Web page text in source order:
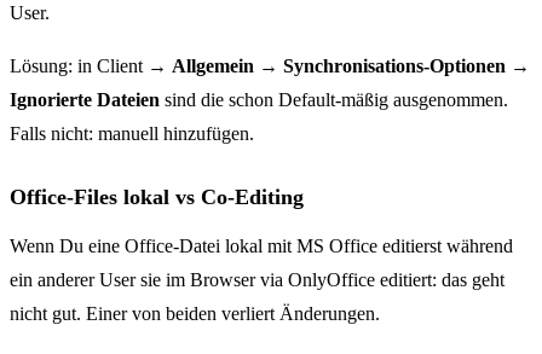
User.
Lösung: in Client → Allgemein → Synchronisations-Optionen →
Ignorierte Dateien sind die schon Default-mäßig ausgenommen.
Falls nicht: manuell hinzufügen.
Office-Files lokal vs Co-Editing
Wenn Du eine Office-Datei lokal mit MS Office editierst während
ein anderer User sie im Browser via OnlyOffice editiert: das geht
nicht gut. Einer von beiden verliert Änderungen.